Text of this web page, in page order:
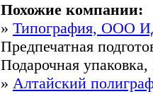
Похожие компании:
» Типография, ООО
Предпечатная
Подарочная
» Алтайский